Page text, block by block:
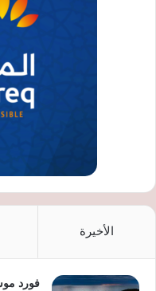
الأخيرة